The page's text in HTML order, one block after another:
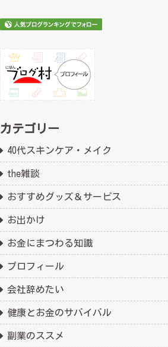
カテゴリー
40代スキンケア・メイク
the雑談
おすすめグッズ＆サービス
お出かけ
お金にまつわる知識
プロフィール
会社辞めたい
健康とお金のサバイバル
副業のススメ